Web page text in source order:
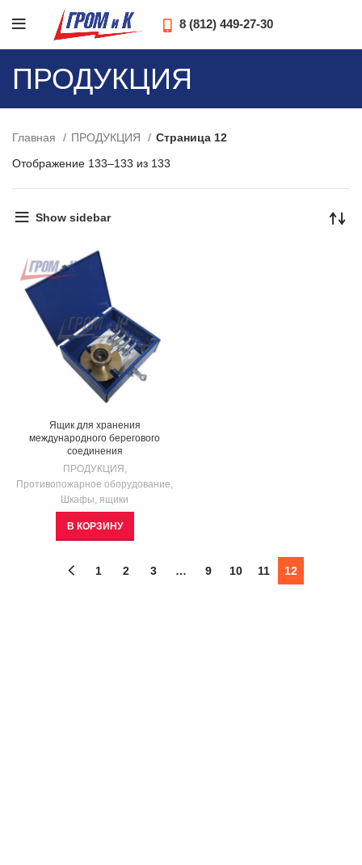
8 (812) 449-27-30
ПРОДУКЦИЯ
Главная ПРОДУКЦИЯ
Страница 12
Отображение 133–133 из 133
Show sidebar
Ящик для хранения
международного берегового
соединения
ПРОДУКЦИЯ ,
Противопожарное оборудование,
Шкафы, ящики
В КОРЗИНУ
1 2 3 … 9 10 11 12